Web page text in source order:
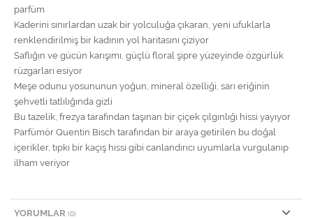
parfüm
Kaderini sınırlardan uzak bir yolculuğa çıkaran, yeni ufuklarla
renklendirilmiş bir kadının yol haritasını çiziyor
Saflığın ve gücün karışımı, güçlü floral şipre yüzeyinde özgürlük
rüzgarları esiyor
Meşe odunu yosununun yoğun, mineral özelliği, sarı eriğinin
şehvetli tatlılığında gizli
Bu tazelik, frezya tarafından taşınan bir çiçek çılgınlığı hissi yayıyor
Parfümör Quentin Bisch tarafından bir araya getirilen bu doğal
içerikler, tıpkı bir kaçış hissi gibi canlandırıcı uyumlarla vurgulanıp
ilham veriyor
YORUMLAR (0)